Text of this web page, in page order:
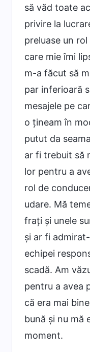
să văd toate
privire la
preluase un
care mie îmi
m-a făcut să
par inferioară
mesajele pe
o țineam în
putut da
ar fi trebuit să
lor pentru a
rol de
udare. Mă
frați și unele
și ar fi
echipei
scadă. Am
pentru a avea
că era mai
bună și nu mă
moment.